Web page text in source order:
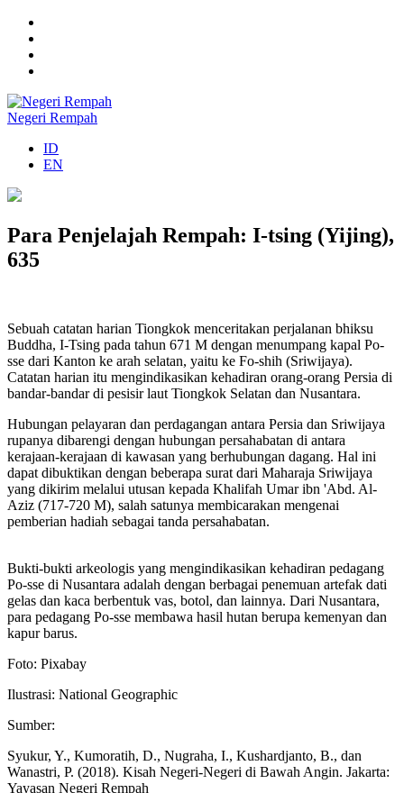
Negeri Rempah
ID
EN
Para Penjelajah Rempah: I-tsing (Yijing),
635
Sebuah catatan harian Tiongkok menceritakan perjalanan bhiksu
Buddha, I-Tsing pada tahun 671 M dengan menumpang kapal Po-
sse dari Kanton ke arah selatan, yaitu ke Fo-shih (Sriwijaya).
Catatan harian itu mengindikasikan kehadiran orang-orang Persia di
bandar-bandar di pesisir laut Tiongkok Selatan dan Nusantara.
Hubungan pelayaran dan perdagangan antara Persia dan Sriwijaya
rupanya dibarengi dengan hubungan persahabatan di antara
kerajaan-kerajaan di kawasan yang berhubungan dagang. Hal ini
dapat dibuktikan dengan beberapa surat dari Maharaja Sriwijaya
yang dikirim melalui utusan kepada Khalifah Umar ibn 'Abd. Al-
Aziz (717-720 M), salah satunya membicarakan mengenai
pemberian hadiah sebagai tanda persahabatan.
Bukti-bukti arkeologis yang mengindikasikan kehadiran pedagang
Po-sse di Nusantara adalah dengan berbagai penemuan artefak dati
gelas dan kaca berbentuk vas, botol, dan lainnya. Dari Nusantara,
para pedagang Po-sse membawa hasil hutan berupa kemenyan dan
kapur barus.
Foto: Pixabay
Ilustrasi: National Geographic
Sumber:
Syukur, Y., Kumoratih, D., Nugraha, I., Kushardjanto, B., dan
Wanastri, P. (2018). Kisah Negeri-Negeri di Bawah Angin. Jakarta:
Yayasan Negeri Rempah